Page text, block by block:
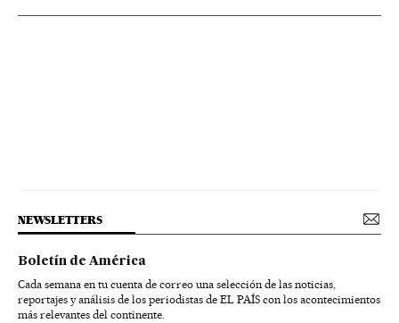
NEWSLETTERS
Boletín de América
Cada semana en tu cuenta de correo una selección de las noticias,
reportajes y análisis de los periodistas de EL PAÍS con los acontecimientos
más relevantes del continente.